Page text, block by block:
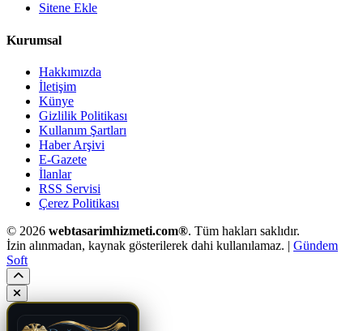
Sitene Ekle
Kurumsal
Hakkımızda
İletişim
Künye
Gizlilik Politikası
Kullanım Şartları
Haber Arşivi
E-Gazete
İlanlar
RSS Servisi
Çerez Politikası
© 2026 webtasarimhizmeti.com®. Tüm hakları saklıdır.
İzin alınmadan, kaynak gösterilerek dahi kullanılamaz. | Gündem
Soft